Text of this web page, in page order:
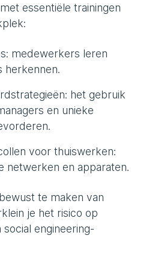
essentiële trainingen
medewerkers leren
herkennen.
het gebruik
en unieke
voor thuiswerken:
netwerken en apparaten.
te maken van
je het risico op
engineering-